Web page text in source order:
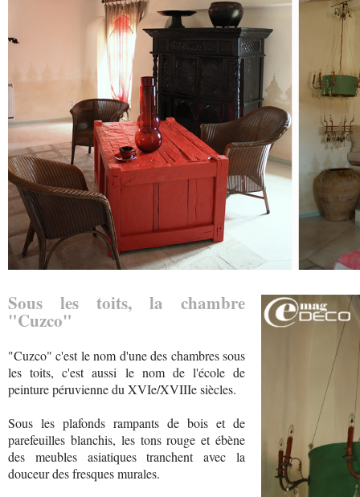
Sous les toits, la chambre
"Cuzco"
"Cuzco" c'est le nom d'une des chambres sous
les toits, c'est aussi le nom de l'école de
peinture péruvienne du XVIe/XVIIIe siècles.
Sous les plafonds rampants de bois et de
parefeuilles blanchis, les tons rouge et ébène
des meubles asiatiques tranchent avec la
douceur des fresques murales.